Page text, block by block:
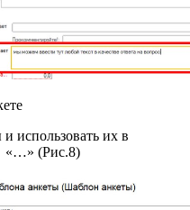
использовать их в
«…» (Рис.8)